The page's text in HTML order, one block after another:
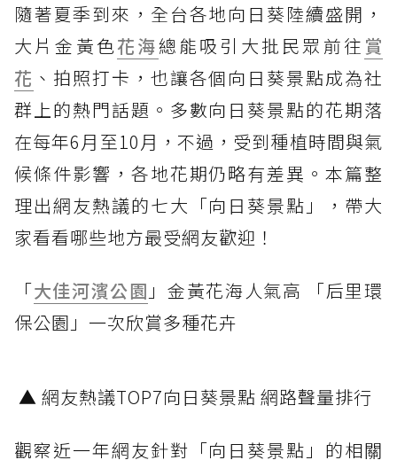
隨著夏季到來，全台各地向日葵陸續盛開，
大片金黃色花海總能吸引大批民眾前往 賞
花 、拍照打卡，也讓各個向日葵景點成為社
群上的熱門話題。多數向日葵景點的花期落
在每年6月至10月，不過，受到種植時間與氣
候條件影響，各地花期仍略有差異。本篇整
理出網友熱議的七大「向日葵景點」，帶大
家看看哪些地方最受網友歡迎！
「大佳河濱公園 」金黃花海人氣高 「后里環
保公園」一次欣賞多種花卉
▲ 網友熱議TOP7向日葵景點 網路聲量排行
觀察近一年網友針對「向日葵景點」的相關